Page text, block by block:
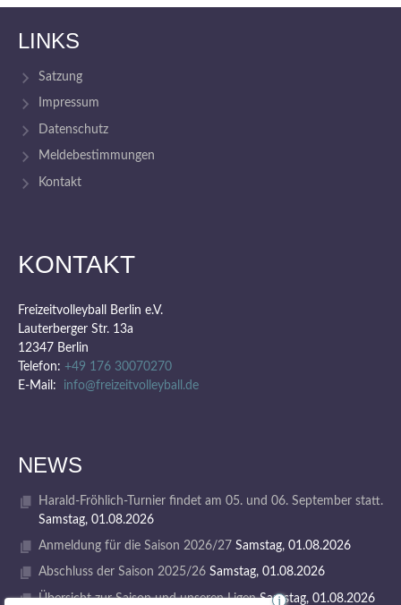
LINKS
Satzung
Impressum
Datenschutz
Meldebestimmungen
Kontakt
KONTAKT
Freizeitvolleyball Berlin e.V.
Lauterberger Str. 13a
12347 Berlin
Telefon: +49 176 30070270
E-Mail: info@freizeitvolleyball.de
NEWS
Harald-Fröhlich-Turnier findet am 05. und 06. September statt.
Samstag, 01.08.2026
Anmeldung für die Saison 2026/27 Samstag, 01.08.2026
Abschluss der Saison 2025/26 Samstag, 01.08.2026
Übersicht zur Saison und unseren Ligen Samstag, 01.08.2026
i